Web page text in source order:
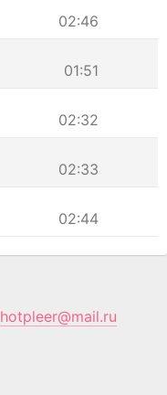
02:46
01:51
02:32
02:33
02:44
hotpleer@mail.ru